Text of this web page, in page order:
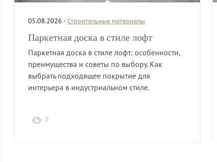
05.08.2026 -Строительные материалы
Паркетная доска в стиле лофт
Паркетная доска в стиле лофт: особенности,
преимущества и советы по выбору. Как
выбрать подходящее покрытие для
интерьера в индустриальном стиле.
7